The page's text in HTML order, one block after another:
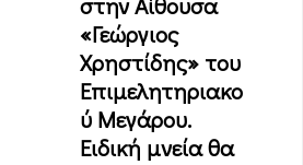
«Γεώργιος
Χρηστίδης» του
Επιμελητηριακο
ύ Μεγάρου.
Ειδική μνεία θα